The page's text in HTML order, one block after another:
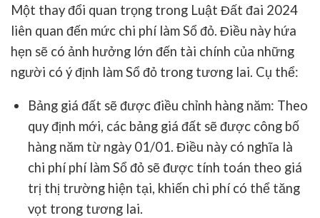
Một thay đổi quan trọng trong Luật Đất đai 2024
liên quan đến mức chi phí làm Sổ đỏ. Điều này hứa
hẹn sẽ có ảnh hưởng lớn đến tài chính của những
người có ý định làm Sổ đỏ trong tương lai. Cụ thể:
Bảng giá đất sẽ được điều chỉnh hàng năm: Theo
quy định mới, các bảng giá đất sẽ được công bố
hàng năm từ ngày 01/01. Điều này có nghĩa là
chi phí phí làm Sổ đỏ sẽ được tính toán theo giá
trị thị trường hiện tại, khiến chi phí có thể tăng
vọt trong tương lai.